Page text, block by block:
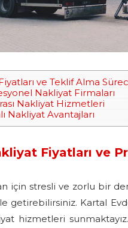
ve Teklif Alma
Nakliyat Firmaları
Nakliyat Hizmetleri
Nakliyat Avantajları
Fiyatları ve
için stresli ve zorlu bir
getirebilirsiniz. Kartal
hizmetleri